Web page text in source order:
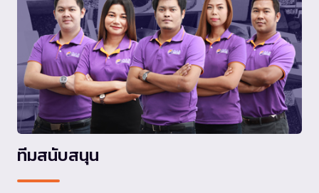
ทีมสนับสนุน